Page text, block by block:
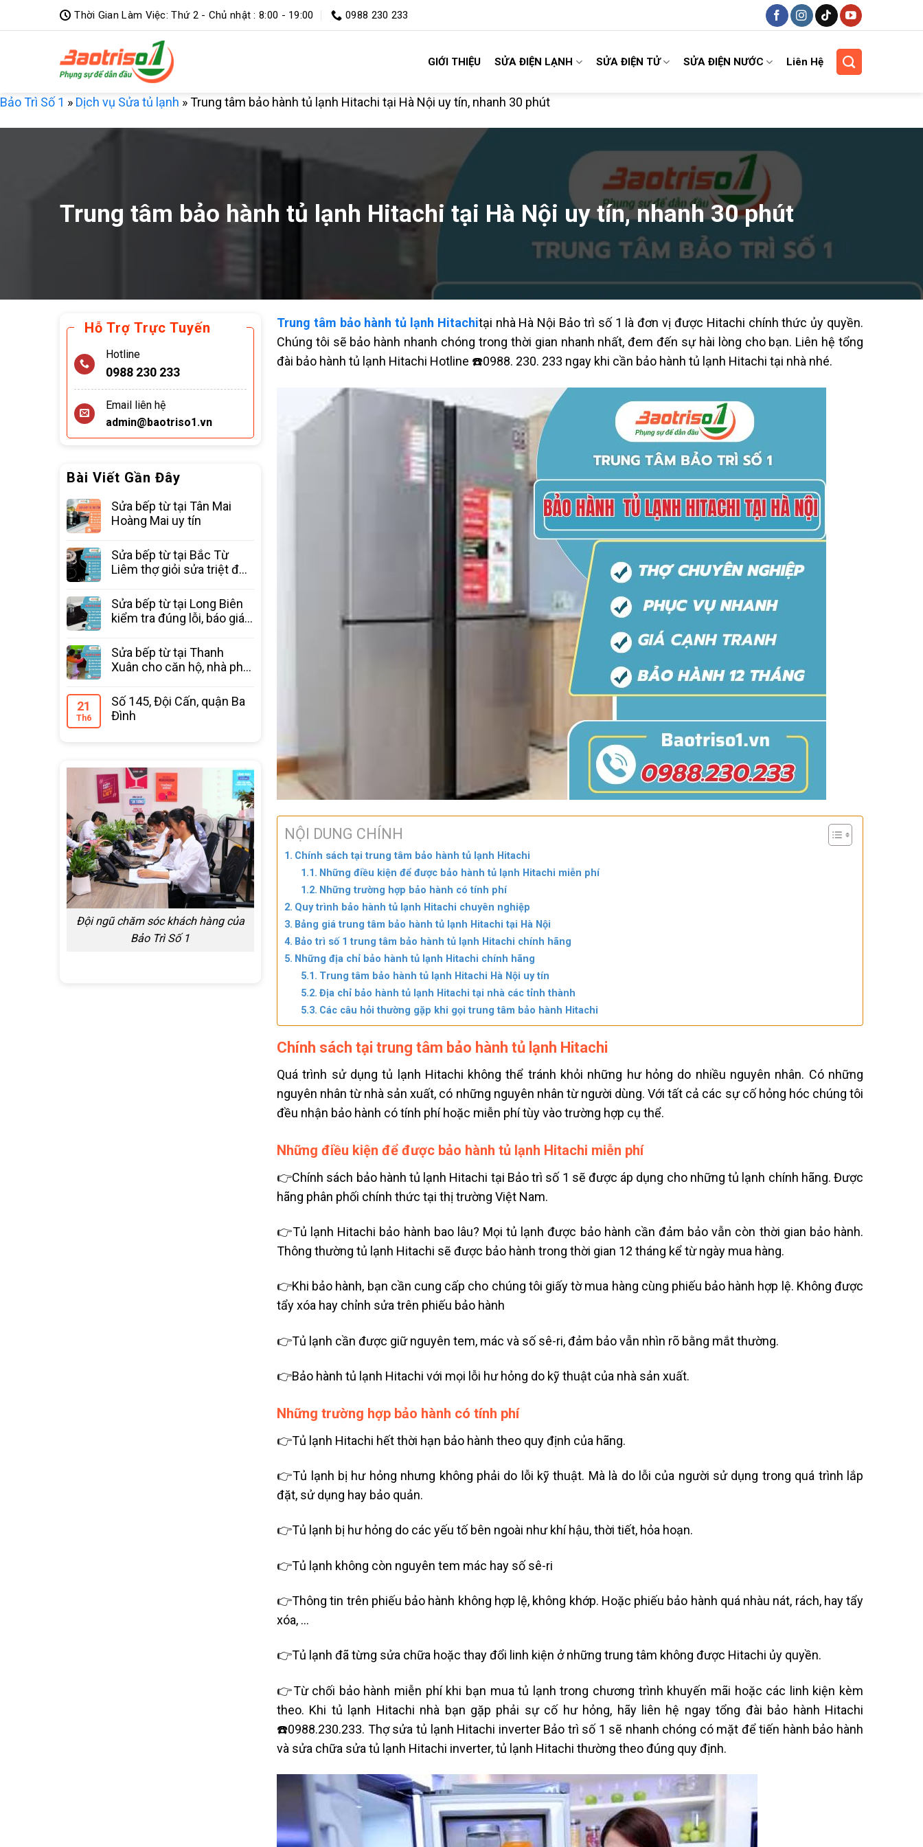
qua
Thời Gian Làm Việc: Thứ 2 - Chủ nhật : 8:00 - 19:00 0988 230 233
GIỚI THIỆU SỬA ĐIỆN LẠNH SỬA ĐIỆN TỬ SỬA ĐIỆN NƯỚC Liên Hệ
Bảo Trì Số 1 » Dịch vụ Sửa tủ lạnh »Trung tâm bảo hành tủ lạnh Hitachi tại Hà Nội uy tín, nhanh 30 phút
Trung tâm bảo hành tủ lạnh Hitachi tại Hà Nội uy tín, nhanh 30 phút
Hỗ Trợ Trực Tuyến
Hotline
0988 230 233
Email liên hệ
admin@baotriso1.vn
Bài Viết Gần Đây
Sửa bếp từ tại Tân Mai
Hoàng Mai uy tín
Sửa bếp từ tại Bắc Từ
Liêm thợ giỏi sửa triệt để
Sửa bếp từ tại Long Biên
kiểm tra đúng lỗi, báo giá
Sửa bếp từ tại Thanh
Xuân cho căn hộ, nhà phố
21
Th6
Số 145, Đội Cấn, quận Ba
Đình
Đội ngũ chăm sóc khách hàng của
Bảo Trì Số 1
Trung tâm bảo hành tủ lạnh Hitachitại nhà Hà Nội Bảo trì số 1 là đơn vị được Hitachi chính thức ủy quyền.
Chúng tôi sẽ bảo hành nhanh chóng trong thời gian nhanh nhất, đem đến sự hài lòng cho bạn. Liên hệ tổng
đài bảo hành tủ lạnh Hitachi Hotline ☎️0988. 230. 233 ngay khi cần bảo hành tủ lạnh Hitachi tại nhà nhé.
NỘI DUNG CHÍNH
Chính sách tại trung tâm bảo hành tủ lạnh Hitachi
Những điều kiện để được bảo hành tủ lạnh Hitachi miễn phí
Những trường hợp bảo hành có tính phí
Quy trình bảo hành tủ lạnh Hitachi chuyên nghiệp
Bảng giá trung tâm bảo hành tủ lạnh Hitachi tại Hà Nội
Bảo trì số 1 trung tâm bảo hành tủ lạnh Hitachi chính hãng
Những địa chỉ bảo hành tủ lạnh Hitachi chính hãng
Trung tâm bảo hành tủ lạnh Hitachi Hà Nội uy tín
Địa chỉ bảo hành tủ lạnh Hitachi tại nhà các tỉnh thành
Các câu hỏi thường gặp khi gọi trung tâm bảo hành Hitachi
Chính sách tại trung tâm bảo hành tủ lạnh Hitachi
Quá trình sử dụng tủ lạnh Hitachi không thể tránh khỏi những hư hỏng do nhiều nguyên nhân. Có những
nguyên nhân từ nhà sản xuất, có những nguyên nhân từ người dùng. Với tất cả các sự cố hỏng hóc chúng tôi
đều nhận bảo hành có tính phí hoặc miễn phí tùy vào trường hợp cụ thể.
Những điều kiện để được bảo hành tủ lạnh Hitachi miễn phí
👉Chính sách bảo hành tủ lạnh Hitachi tại Bảo trì số 1 sẽ được áp dụng cho những tủ lạnh chính hãng. Được
hãng phân phối chính thức tại thị trường Việt Nam.
👉Tủ lạnh Hitachi bảo hành bao lâu? Mọi tủ lạnh được bảo hành cần đảm bảo vẫn còn thời gian bảo hành.
Thông thường tủ lạnh Hitachi sẽ được bảo hành trong thời gian 12 tháng kể từ ngày mua hàng.
👉Khi bảo hành, bạn cần cung cấp cho chúng tôi giấy tờ mua hàng cùng phiếu bảo hành hợp lệ. Không được
tẩy xóa hay chỉnh sửa trên phiếu bảo hành
👉Tủ lạnh cần được giữ nguyên tem, mác và số sê-ri, đảm bảo vẫn nhìn rõ bằng mắt thường.
👉Bảo hành tủ lạnh Hitachi với mọi lỗi hư hỏng do kỹ thuật của nhà sản xuất.
Những trường hợp bảo hành có tính phí
👉Tủ lạnh Hitachi hết thời hạn bảo hành theo quy định của hãng.
👉Tủ lạnh bị hư hỏng nhưng không phải do lỗi kỹ thuật. Mà là do lỗi của người sử dụng trong quá trình lắp
đặt, sử dụng hay bảo quản.
👉Tủ lạnh bị hư hỏng do các yếu tố bên ngoài như khí hậu, thời tiết, hỏa hoạn.
👉Tủ lạnh không còn nguyên tem mác hay số sê-ri
👉Thông tin trên phiếu bảo hành không hợp lệ, không khớp. Hoặc phiếu bảo hành quá nhàu nát, rách, hay tẩy
xóa, …
👉Tủ lạnh đã từng sửa chữa hoặc thay đổi linh kiện ở những trung tâm không được Hitachi ủy quyền.
👉Từ chối bảo hành miễn phí khi bạn mua tủ lạnh trong chương trình khuyến mãi hoặc các linh kiện kèm
theo. Khi tủ lạnh Hitachi nhà bạn gặp phải sự cố hư hỏng, hãy liên hệ ngay tổng đài bảo hành Hitachi
☎️0988.230.233. Thợ sửa tủ lạnh Hitachi inverter Bảo trì số 1 sẽ nhanh chóng có mặt để tiến hành bảo hành
và sửa chữa sửa tủ lạnh Hitachi inverter, tủ lạnh Hitachi thường theo đúng quy định.